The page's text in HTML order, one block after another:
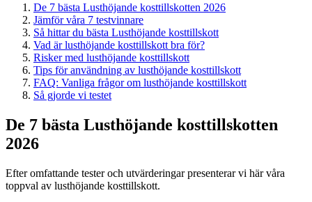
De 7 bästa Lusthöjande kosttillskotten 2026
Jämför våra 7 testvinnare
Så hittar du bästa Lusthöjande kosttillskott
Vad är lusthöjande kosttillskott bra för?
Risker med lusthöjande kosttillskott
Tips för användning av lusthöjande kosttillskott
FAQ: Vanliga frågor om lusthöjande kosttillskott
Så gjorde vi testet
De 7 bästa Lusthöjande kosttillskotten
2026
Efter omfattande tester och utvärderingar presenterar vi här våra
toppval av lusthöjande kosttillskott.